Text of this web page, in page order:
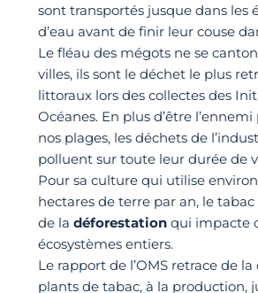
sont transportés jusque dans les
d’eau avant de finir leur couse
Le fléau des mégots ne se
villes, ils sont le déchet le plus
littoraux lors des collectes des
Océanes. En plus d’être l’ennemi
nos plages, les déchets de
polluent sur toute leur durée de
Pour sa culture qui utilise
hectares de terre par an, le
de la déforestation qui impacte
écosystèmes entiers.
Le rapport de l’OMS retrace de
plants de tabac, à la production,